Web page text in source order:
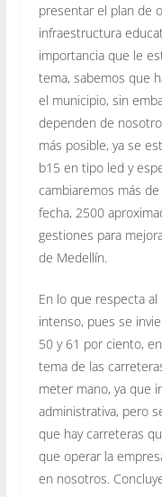
presentar el plan de
infraestructura
importancia que le
tema, sabemos que
el municipio, sin
dependen de
más posible, ya se
b15 en tipo led y
cambiaremos más
fecha, 2500
gestiones para
de Medellín.
En lo que respecta
intenso, pues se
50 y 61 por ciento,
tema de las
meter mano, ya que
administrativa, pero
que hay carreteras
que operar la
en nosotros.